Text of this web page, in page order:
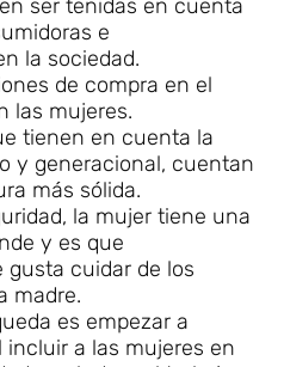
ser tenidas en cuenta
e
la sociedad.
de compra en el
las mujeres.
tienen en cuenta la
y generacional, cuentan
más sólida.
la mujer tiene una
y es que
cuidar de los
madre.
es empezar a
incluir a las mujeres en